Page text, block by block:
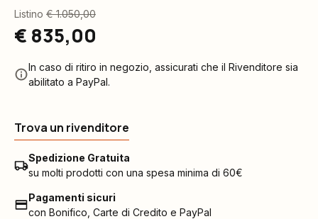
Listino € 1.050,00
€ 835,00
In caso di ritiro in negozio, assicurati che il Rivenditore sia
abilitato a PayPal.
Trova un rivenditore
Spedizione Gratuita
su molti prodotti con una spesa minima di 60€
Pagamenti sicuri
con Bonifico, Carte di Credito e PayPal